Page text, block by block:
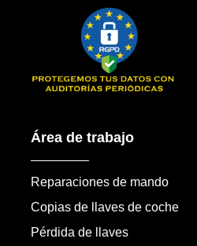
Área de trabajo
Reparaciones de mando
Copias de llaves de coche
Pérdida de llaves